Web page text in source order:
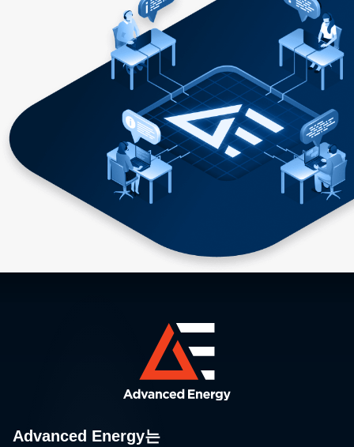
Advanced Energy는